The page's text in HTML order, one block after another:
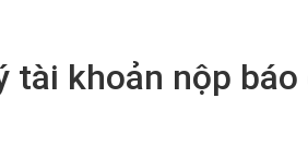
tài khoản nộp